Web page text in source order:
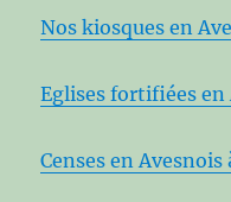
Nos kiosques en
Eglises fortifiées en
Censes en